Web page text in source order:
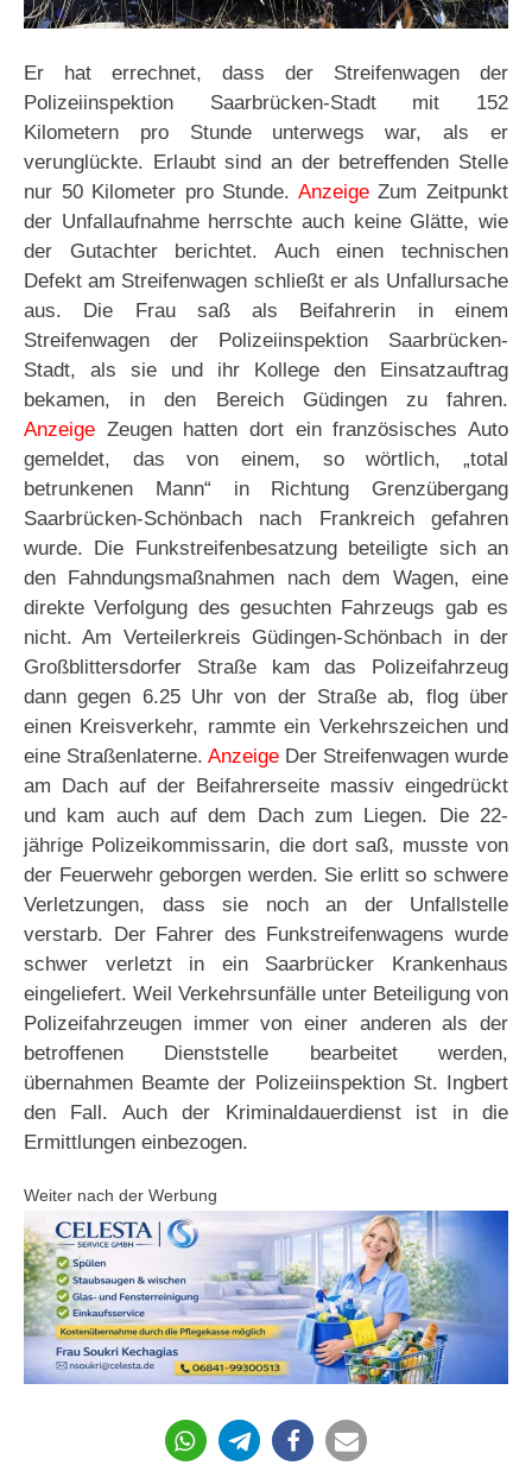
Er hat errechnet, dass der Streifenwagen der
Polizeiinspektion Saarbrücken-Stadt mit 152
Kilometern pro Stunde unterwegs war, als er
verunglückte. Erlaubt sind an der betreffenden Stelle
nur 50 Kilometer pro Stunde. AnzeigeZum Zeitpunkt
der Unfallaufnahme herrschte auch keine Glätte, wie
der Gutachter berichtet. Auch einen technischen
Defekt am Streifenwagen schließt er als Unfallursache
aus. Die Frau saß als Beifahrerin in einem
Streifenwagen der Polizeiinspektion Saarbrücken-
Stadt, als sie und ihr Kollege den Einsatzauftrag
bekamen, in den Bereich Güdingen zu fahren.
Anzeige Zeugen hatten dort ein französisches Auto
gemeldet, das von einem, so wörtlich, „total
betrunkenen Mann“ in Richtung Grenzübergang
Saarbrücken-Schönbach nach Frankreich gefahren
wurde. Die Funkstreifenbesatzung beteiligte sich an
den Fahndungsmaßnahmen nach dem Wagen, eine
direkte Verfolgung des gesuchten Fahrzeugs gab es
nicht. Am Verteilerkreis Güdingen-Schönbach in der
Großblittersdorfer Straße kam das Polizeifahrzeug
dann gegen 6.25 Uhr von der Straße ab, flog über
einen Kreisverkehr, rammte ein Verkehrszeichen und
eine Straßenlaterne. Anzeige Der Streifenwagen wurde
am Dach auf der Beifahrerseite massiv eingedrückt
und kam auch auf dem Dach zum Liegen. Die 22-
jährige Polizeikommissarin, die dort saß, musste von
der Feuerwehr geborgen werden. Sie erlitt so schwere
Verletzungen, dass sie noch an der Unfallstelle
verstarb. Der Fahrer des Funkstreifenwagens wurde
schwer verletzt in ein Saarbrücker Krankenhaus
eingeliefert. Weil Verkehrsunfälle unter Beteiligung von
Polizeifahrzeugen immer von einer anderen als der
betroffenen Dienststelle bearbeitet werden,
übernahmen Beamte der Polizeiinspektion St. Ingbert
den Fall. Auch der Kriminaldauerdienst ist in die
Ermittlungen einbezogen.
Weiter nach der Werbung
729